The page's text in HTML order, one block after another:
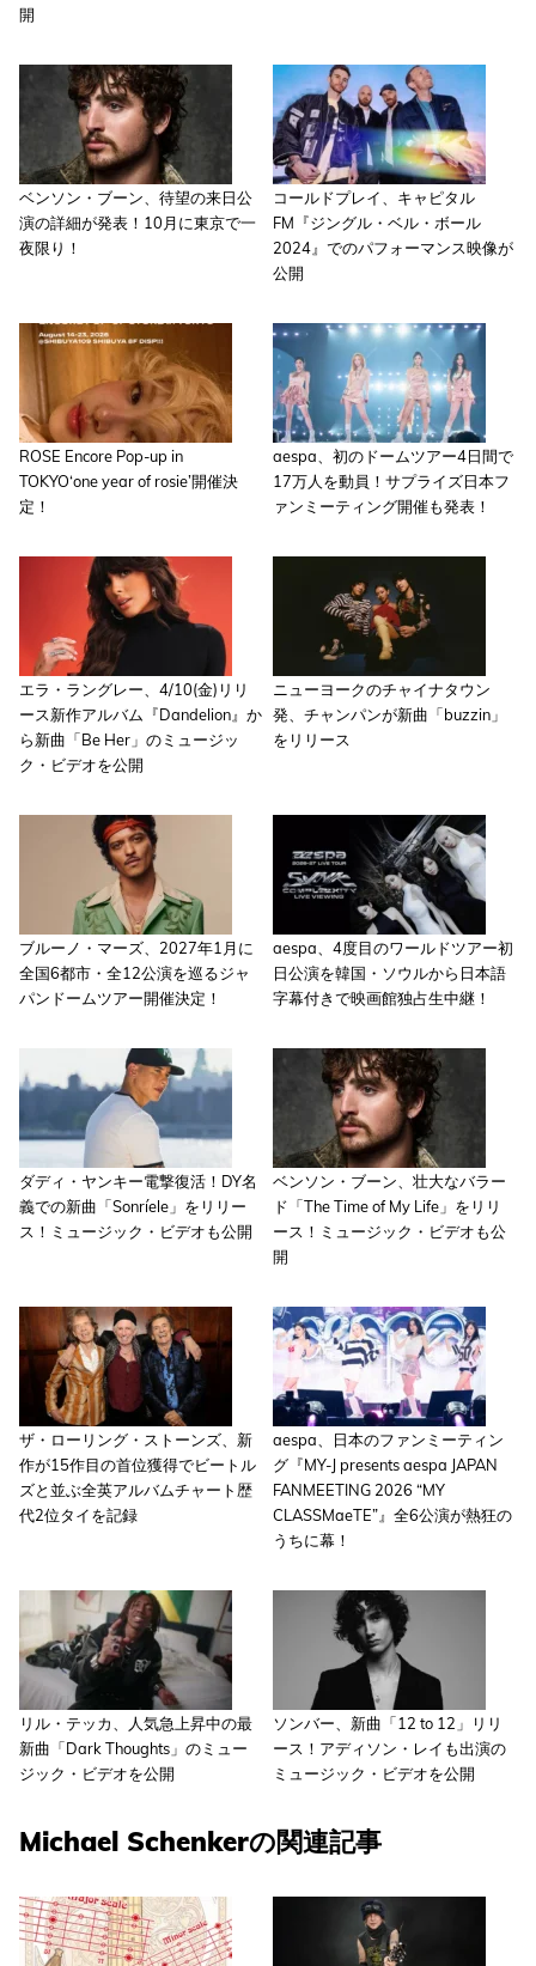
開
ベンソン・ブーン、待望の来日公
演の詳細が発表！10月に東京で一
夜限り！
コールドプレイ、キャピタル
FM『ジングル・ベル・ボール
2024』でのパフォーマンス映像が
公開
ROSE Encore Pop-up in
TOKYO‘one year of rosie’開催決
定！
aespa、初のドームツアー4日間で
17万人を動員！サプライズ日本フ
ァンミーティング開催も発表！
エラ・ラングレー、4/10(金)リリ
ース新作アルバム『Dandelion』か
ら新曲「Be Her」のミュージッ
ク・ビデオを公開
ニューヨークのチャイナタウン
発、チャンパンが新曲「buzzin」
をリリース
ブルーノ・マーズ、2027年1月に
全国6都市・全12公演を巡るジャ
パンドームツアー開催決定！
aespa、4度目のワールドツアー初
日公演を韓国・ソウルから日本語
字幕付きで映画館独占生中継！
ダディ・ヤンキー電撃復活！DY名
義での新曲「Sonríele」をリリー
ス！ミュージック・ビデオも公開
ベンソン・ブーン、壮大なバラー
ド「The Time of My Life」をリリ
ース！ミュージック・ビデオも公
開
ザ・ローリング・ストーンズ、新
作が15作目の首位獲得でビートル
ズと並ぶ全英アルバムチャート歴
代2位タイを記録
aespa、日本のファンミーティン
グ『MY-J presents aespa JAPAN
FANMEETING 2026 “MY
CLASSMaeTE”』全6公演が熱狂の
うちに幕！
リル・テッカ、人気急上昇中の最
新曲「Dark Thoughts」のミュー
ジック・ビデオを公開
ソンバー、新曲「12 to 12」リリ
ース！アディソン・レイも出演の
ミュージック・ビデオを公開
Michael Schenkerの関連記事